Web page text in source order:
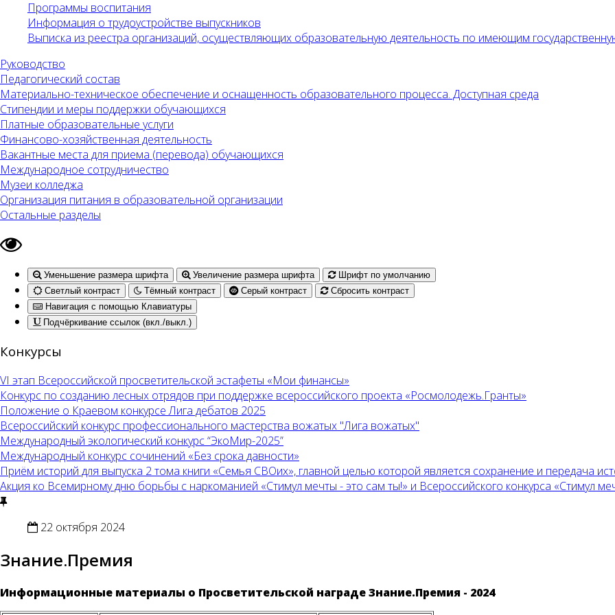
Программы воспитания
Информация о трудоустройстве выпускников
Выписка из реестра организаций, осуществляющих образовательную деятельность по имеющим
Руководство
Педагогический состав
Материально-техническое обеспечение и оснащенность образовательного процесса. Доступная среда
Стипендии и меры поддержки обучающихся
Платные образовательные услуги
Финансово-хозяйственная деятельность
Вакантные места для приема (перевода) обучающихся
Международное сотрудничество
Музеи колледжа
Организация питания в образовательной организации
Остальные разделы
Уменьшение размера шрифта Увеличение размера шрифта
Шрифт по умолчанию
Светлый контраст
Тёмный контраст Серый контраст
Сбросить контраст
Навигация с помощью Клавиатуры
Подчёркивание ссылок (вкл./выкл.)
Конкурсы
VI этап Всероссийской просветительской эстафеты «Мои финансы»
Конкурс по созданию лесных отрядов при поддержке всероссийского проекта «Росмолодежь.Гранты»
Положение о Краевом конкурсе Лига дебатов 2025
Всероссийский конкурс профессионального мастерства вожатых "Лига вожатых"
Международный экологический конкурс “ЭкоМир-2025”
Международный конкурс сочинений «Без срока давности»
Приём историй для выпуска 2 тома книги «Семья СВОих», главной целью которой является сохранение и передача
Акция ко Всемирному дню борьбы с наркоманией «Стимул мечты - это сам ты!» и Всероссийского конкурса «Стимул
22 октября 2024
Знание.Премия
Информационные материалы о Просветительской награде Знание.Премия - 2024